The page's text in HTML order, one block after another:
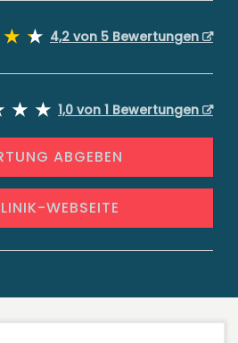
4,2 von 5 Bewertungen
1,0 von 1 Bewertungen
ABGEBEN
WEBSEITE